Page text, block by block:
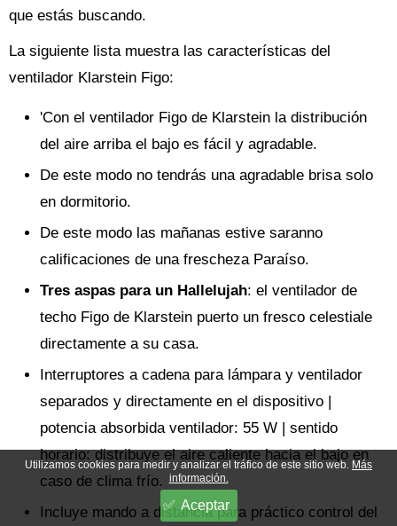
que estás buscando.
La siguiente lista muestra las características del
ventilador Klarstein Figo:
'Con el ventilador Figo de Klarstein la distribución
del aire arriba el bajo es fácil y agradable.
De este modo no tendrás una agradable brisa solo
en dormitorio.
De este modo las mañanas estive saranno
calificaciones de una frescheza Paraíso.
Tres aspas para un Hallelujah: el ventilador de
techo Figo de Klarstein puerto un fresco celestiale
directamente a su casa.
Interruptores a cadena para lámpara y ventilador
separados y directamente en el dispositivo |
potencia absorbida ventilador: 55 W | sentido
horario: distribuye el aire caliente hacia el bajo en
caso de clima frío.
Incluye mando a distancia para práctico control del
Utilizamos cookies para medir y analizar el tráfico de este sitio web. Más
información.
Aceptar